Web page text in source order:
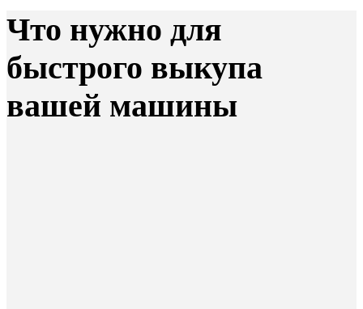
Что нужно для
быстрого выкупа
вашей машины